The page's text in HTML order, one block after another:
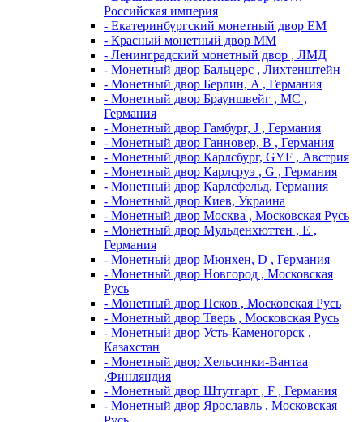
Российская империя
- Екатеринбургский монетный двор ЕМ
- Красный монетный двор ММ
- Ленинградский монетный двор , ЛМД
- Монетный двор Бальцерс , Лихтенштейн
- Монетный двор Берлин, A , Германия
- Монетный двор Брауншвейг , MC ,
Германия
- Монетный двор Гамбург, J , Германия
- Монетный двор Ганновер, B , Германия
- Монетный двор Карлсбург, GYF , Австрия
- Монетный двор Карлсруэ , G , Германия
- Монетный двор Карлсфельд, Германия
- Монетный двор Киев, Украина
- Монетный двор Москва , Московская Русь
- Монетный двор Мульденхюттен , Е ,
Германия
- Монетный двор Мюнхен, D , Германия
- Монетный двор Новгород , Московская
Русь
- Монетный двор Псков , Московская Русь
- Монетный двор Тверь , Московская Русь
- Монетный двор Усть-Каменогорск ,
Казахстан
- Монетный двор Хельсинки-Вантаа
,Финляндия
- Монетный двор Штутгарт , F , Германия
- Монетный двор Ярославль , Московская